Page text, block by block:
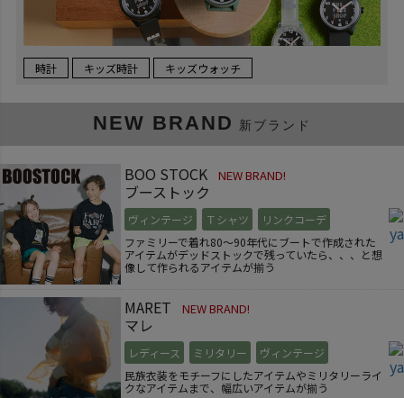
時計 キッズ時計 キッズウォッチ
NEW BRAND 新ブランド
BOO STOCK NEW BRAND!
ブーストック
ヴィンテージ Ｔシャツ
リンクコーデ
ファミリーで着れ80～90年代にブートで作成された
アイテムがデッドストックで残っていたら、、、と想
像して作られるアイテムが揃う
MARET NEW BRAND!
マレ
レディース ミリタリー
ヴィンテージ
民族衣装をモチーフにしたアイテムやミリタリーライ
クなアイテムまで、幅広いアイテムが揃う